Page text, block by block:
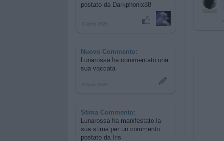
postato da Darkphonix88
Nuovo Commento:
Lunarossa ha commentato una
sua vaccata
Stima Commento:
Lunarossa ha manifestato la
sua stima per un commento
postato da Iris